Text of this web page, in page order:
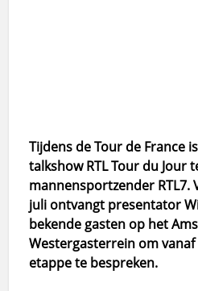
Tijdens de Tour de France
talkshow RTL Tour du Jour
mannensportzender RTL7.
juli ontvangt presentator
bekende gasten op het
Westergasterrein om
etappe te bespreken.